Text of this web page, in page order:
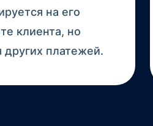
на его
клиента, но
платежей.